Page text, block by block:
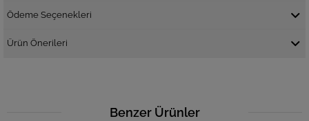
Ödeme Seçenekleri
Ürün Önerileri
Benzer Ürünler